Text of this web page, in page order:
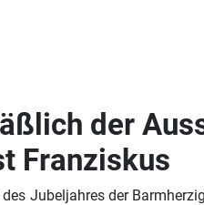
der
Franziskus
Jubeljahres der